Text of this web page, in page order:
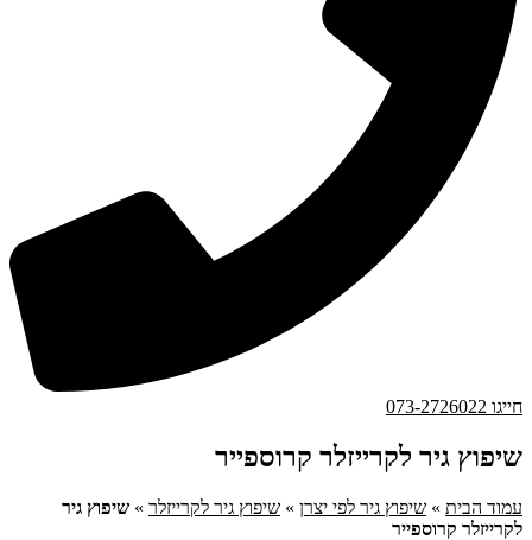
חייגו 073-2726022
שיפוץ גיר לקרייזלר קרוספייר
עמוד הבית » שיפוץ גיר לפי יצרן » שיפוץ גיר לקרייזלר » שיפוץ גיר
לקרייזלר קרוספייר